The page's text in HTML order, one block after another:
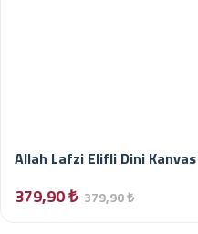
Allah Lafzi Elifli Dini
379,90 ₺ 379,90 ₺